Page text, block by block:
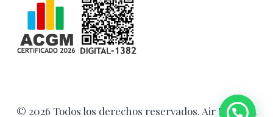
© 2026 Todos los derechos reservados. Air Femme.